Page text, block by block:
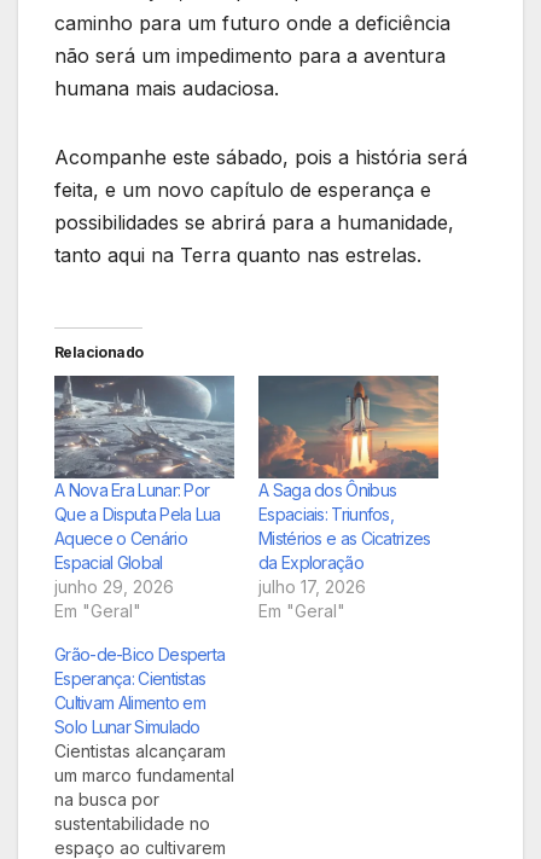
caminho para um futuro onde a deficiência
não será um impedimento para a aventura
humana mais audaciosa.
Acompanhe este sábado, pois a história será
feita, e um novo capítulo de esperança e
possibilidades se abrirá para a humanidade,
tanto aqui na Terra quanto nas estrelas.
Relacionado
A Nova Era Lunar: Por
Que a Disputa Pela Lua
Aquece o Cenário
Espacial Global
junho 29, 2026
Em "Geral"
A Saga dos Ônibus
Espaciais: Triunfos,
Mistérios e as Cicatrizes
da Exploração
julho 17, 2026
Em "Geral"
Grão-de-Bico Desperta
Esperança: Cientistas
Cultivam Alimento em
Solo Lunar Simulado
Cientistas alcançaram
um marco fundamental
na busca por
sustentabilidade no
espaço ao cultivarem